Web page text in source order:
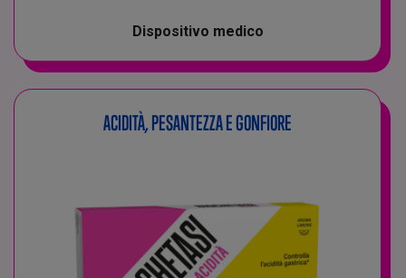
Dispositivo medico
ACIDITÀ, PESANTEZZA E GONFIORE